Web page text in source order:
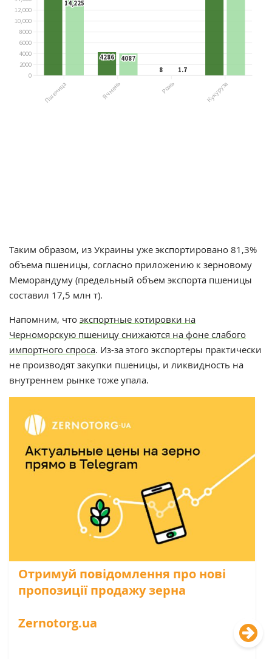
Таким образом, из Украины уже экспортировано 81,3%
объема пшеницы, согласно приложению к зерновому
Меморандуму (предельный объем экспорта пшеницы
составил 17,5 млн т).
Напомним, что экспортные котировки на
Черноморскую пшеницу снижаются на фоне слабого
импортного спроса. Из-за этого экспортеры практически
не производят закупки пшеницы, и ликвидность на
внутреннем рынке тоже упала.
Отримуй повідомлення про нові
пропозиції продажу зерна
Zernotorg.ua